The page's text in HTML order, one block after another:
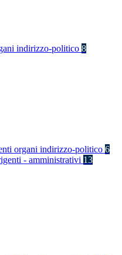
indirizzo-politico 8
organi indirizzo-politico 6
- amministrativi 13